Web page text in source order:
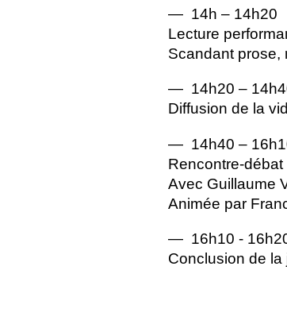
— 14h – 14h20
Lecture
Scandant prose,
— 14h20 –
Diffusion de la
— 14h40 –
Rencontre-débat
Avec Guillaume
Animée par
— 16h10 -
Conclusion de la